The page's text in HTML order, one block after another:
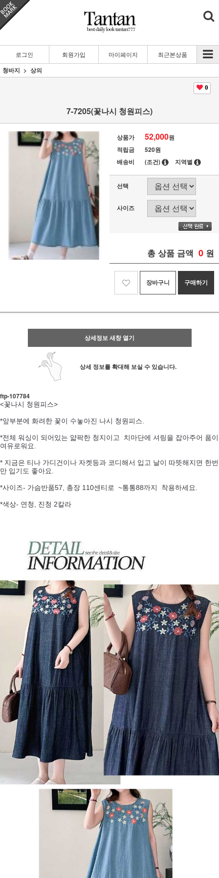
로그인 회원가입 마이페이지 최근본상품
청바지 상의
0
7-7205(꽃나시 청원피스)
상품가 52,000원
적립금
520원
배송비
(조건) 지역별
선택
사이즈
총 상품 금액 0 원
장바구니 구매하기
상세정보 새창 열기
상세 정보를 확대해 보실 수 있습니다.
ftp- 107784
<꽃나시 청원피스>
*앞부분에 화려한 꽃이 수놓아진 나시 청원피스.
*전체 워싱이 되어있는 얇팍한 청지이고 치마단에 셔링을 잡아주어 품이
여유로워요.
* 지금은 티나 가디건이나 자켓등과 코디해서 입고 날이 따뜻해지면 한번
만 입기도 좋아요.
*사이즈- 가슴반품57, 총장 110센티로 ~통통88까지 착용하세요.
*색상- 연청, 진청 2칼라